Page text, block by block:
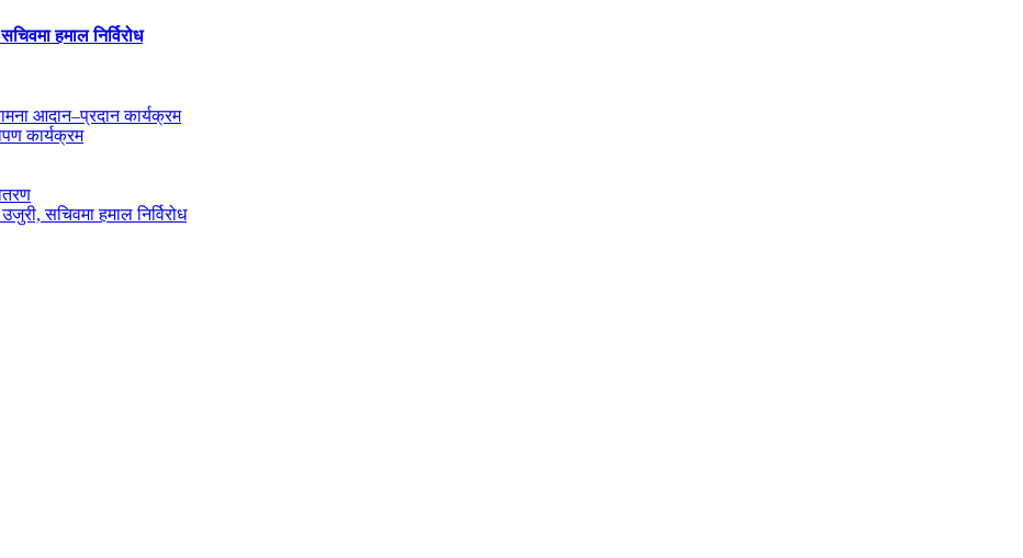
हमाल निर्विरोध
आदान–प्रदान कार्यक्रम
कार्यक्रम
सचिवमा हमाल निर्विरोध